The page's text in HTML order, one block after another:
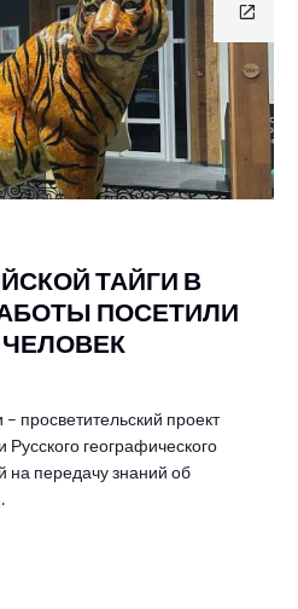
ТАЙГИ В
ПОСЕТИЛИ
просветительский проект
Русского географического
на передачу знаний об